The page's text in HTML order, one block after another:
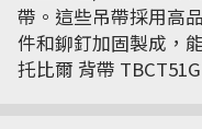
帶。這些吊帶採用高
件和鉚釘加固製成，
托比爾 背帶